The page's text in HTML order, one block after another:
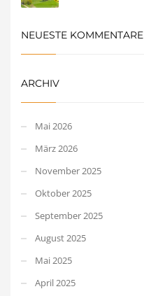
NEUESTE KOMMENTARE
ARCHIV
Mai 2026
März 2026
November 2025
Oktober 2025
September 2025
August 2025
Mai 2025
April 2025